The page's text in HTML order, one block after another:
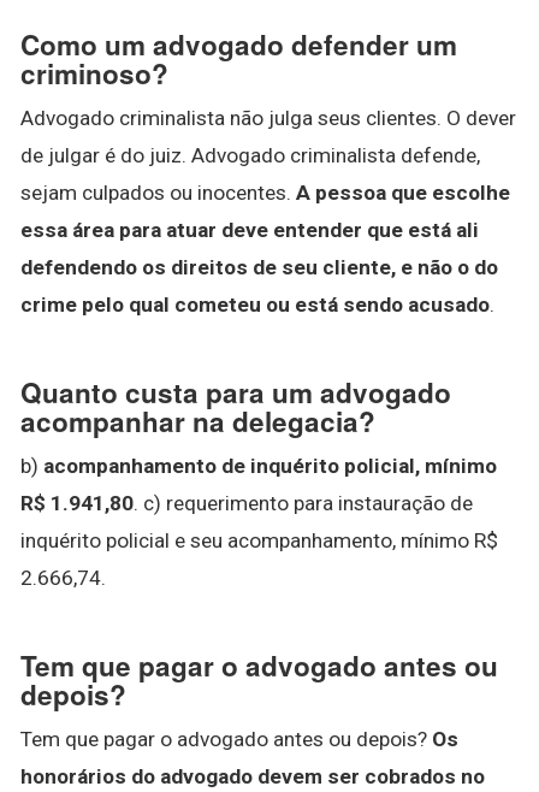
Como um advogado defender um
criminoso?
Advogado criminalista não julga seus clientes. O dever
de julgar é do juiz. Advogado criminalista defende,
sejam culpados ou inocentes. A pessoa que escolhe
essa área para atuar deve entender que está ali
defendendo os direitos de seu cliente, e não o do
crime pelo qual cometeu ou está sendo acusado.
Quanto custa para um advogado
acompanhar na delegacia?
b) acompanhamento de inquérito policial, mínimo
R$ 1.941,80. c) requerimento para instauração de
inquérito policial e seu acompanhamento, mínimo R$
2.666,74.
Tem que pagar o advogado antes ou
depois?
Tem que pagar o advogado antes ou depois? Os
honorários do advogado devem ser cobrados no